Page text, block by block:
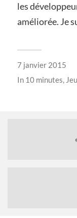
les
améliorée. Je
7 janvier 2015
In 10 minutes,